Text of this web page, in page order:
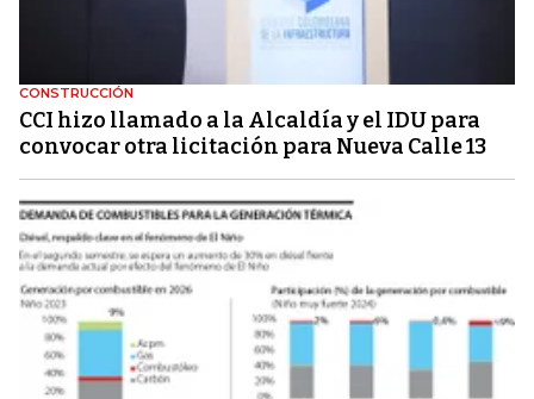
CONSTRUCCIÓN
CCI hizo llamado a la Alcaldía y el IDU para
convocar otra licitación para Nueva Calle 13